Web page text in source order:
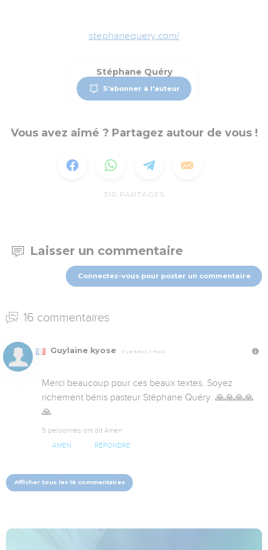
stephanequery.com/
Stéphane Quéry
S'abonner à l'auteur
Vous avez aimé ? Partagez autour de vous !
310 PARTAGES
Laisser un commentaire
Connectez-vous pour poster un commentaire
16 commentaires
Guylaine kyose Il y a 5 ans, 1 mois
Merci beaucoup pour ces beaux textes. Soyez
richement bénis pasteur Stéphane Quéry. 🙏🙏🙏🙏
🙏
5 personnes ont dit Amen
AMEN RÉPONDRE
Afficher tous les 16 commentaires